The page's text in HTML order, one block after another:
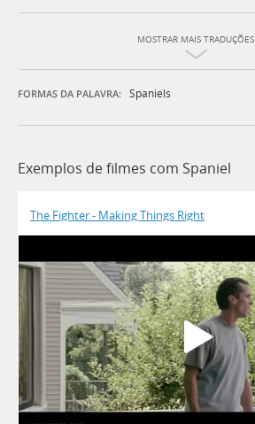
MOSTRAR MAIS TRADUÇÕES
FORMAS DA PALAVRA: Spaniels
Exemplos de filmes com Spaniel
The Fighter - Making Things Right